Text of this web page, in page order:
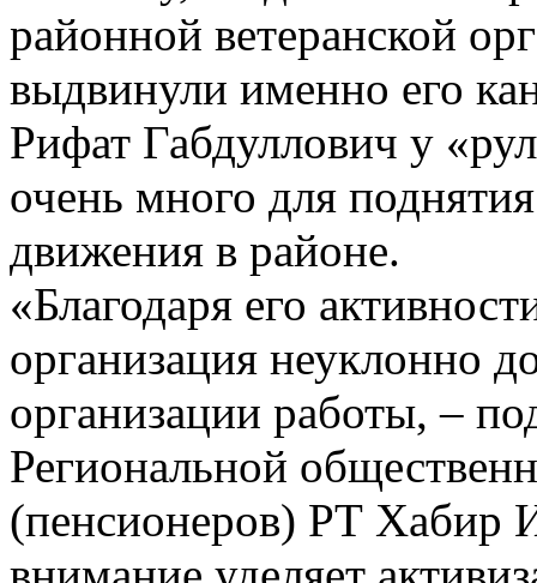
районной ветеранской
выдвинули именно его
Рифат Габдуллович у
очень много для
движения в районе.
«Благодаря его
организация неуклонно
организации работы, –
Региональной
(пенсионеров) РТ Хабир